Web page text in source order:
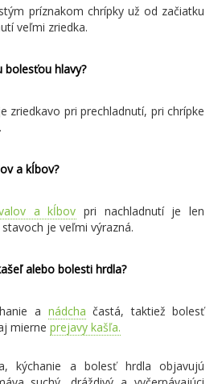
príznakom chrípky už od začiatku
veľmi zriedka.
bolesťou hlavy?
zriedkavo pri prechladnutí, pri chrípke
a kĺbov?
a kĺbov pri nachladnutí je len
je veľmi výrazná.
alebo bolesti hrdla?
a nádcha častá, taktiež bolesť
mierne prejavy kašľa.
kýchanie a bolesť hrdla objavujú